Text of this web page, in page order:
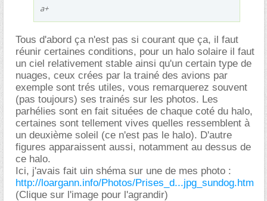
a+
Tous d'abord ça n'est pas si courant que ça, il faut
réunir certaines conditions, pour un halo solaire il faut
un ciel relativement stable ainsi qu'un certain type de
nuages, ceux crées par la trainé des avions par
exemple sont trés utiles, vous remarquerez souvent
(pas toujours) ses trainés sur les photos. Les
parhélies sont en fait situées de chaque coté du halo,
certaines sont tellement vives quelles ressemblent à
un deuxième soleil (ce n'est pas le halo). D'autre
figures apparaissent aussi, notamment au dessus de
ce halo.
Ici, j'avais fait uin shéma sur une de mes photo :
http://loargann.info/Photos/Prises_d...jpg_sundog.htm
(Clique sur l'image pour l'agrandir)